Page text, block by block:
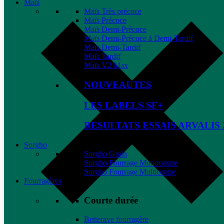
Maïs
Maïs Très précoce
Maïs Précoce
Maïs Demi-Précoce
Maïs Demi-Précoce à Demi-Tardif
Maïs Demi-Tardif
Maïs Tardif
Maïs V2 Max
NOUVEAUTES
LES LABELS SF+
RESULTATS ESSAIS ARVALIS
Sorgho
Sorgho Grain
Sorgho Fourrage Monocoupe
Sorgho Fourrage Multicoupe
Fourragères
Courte durée
Betterave fourragère